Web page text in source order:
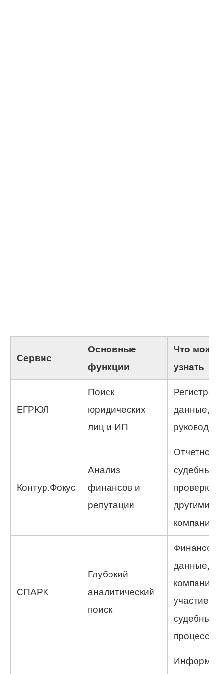
Сервис
Основные
функции
Что
узнать
ЕГРЮЛ
Поиск
юридических
лиц и ИП
данные,
Контур.Фокус
Анализ
финансов и
репутации
судебные
проверки,
другими
СПАРК
Глубокий
аналитический
поиск
данные,
компании,
участие в
судебных